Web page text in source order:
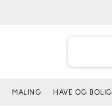
MALING HAVE OG BOLIG